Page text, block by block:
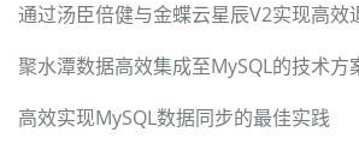
通过汤臣倍健与金蝶云星辰V2实现高效
聚水潭数据高效集成至MySQL的技术方
高效实现MySQL数据同步的最佳实践